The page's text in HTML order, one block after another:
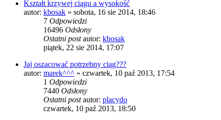
Kształt krzywej ciągu a wysokość
autor: kbosak » sobota, 16 sie 2014, 18:46
7 Odpowiedzi
16496 Odsłony
Ostatni postautor: kbosak
piątek, 22 sie 2014, 17:07
Jaj oszacować potrzebny ciąg???
autor: marek^^^ » czwartek, 10 paź 2013, 17:54
1 Odpowiedzi
7440 Odsłony
Ostatni postautor: placydo
czwartek, 10 paź 2013, 18:50